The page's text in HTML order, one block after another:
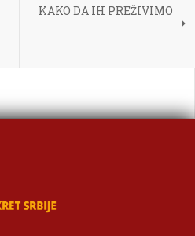
KAKO DA IH PREŽIVIMO